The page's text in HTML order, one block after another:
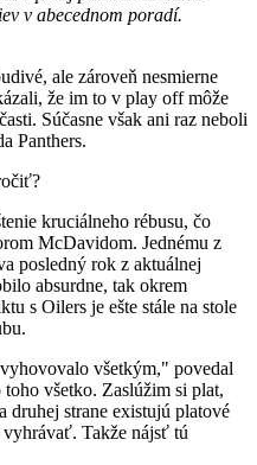
v abecednom poradí.
ale zároveň nesmierne
že im to v play off môže
Súčasne však ani raz neboli
Panthers.
kruciálneho rébusu, čo
McDavidom. Jednému z
posledný rok z aktuálnej
absurdne, tak okrem
s Oilers je ešte stále na stole
všetkým," povedal
všetko. Zaslúžim si plat,
strane existujú platové
Takže nájsť tú